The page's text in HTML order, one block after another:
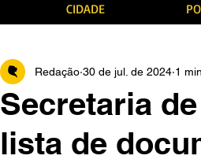
CIDADE
Secretaria
lista de
Redação 30 de jul. de 2024 1